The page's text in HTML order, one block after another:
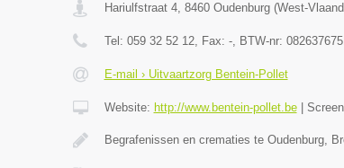
Hariulfstraat 4, 8460 Oudenburg(West-
Tel: 059 32 52 12, Fax: -, BTW-nr:
E-mail › Uitvaartzorg Bentein-Pollet
Website: http://www.bentein-pollet.be|
Begrafenissen en crematies te Oudenburg,